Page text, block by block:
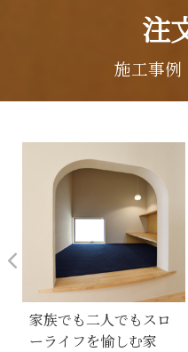
注
施工事例
家族でも二人でもスロ
ーライフを愉しむ家